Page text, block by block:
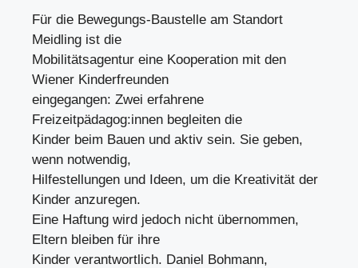
Für die Bewegungs-Baustelle am Standort
Meidling ist die
Mobilitätsagentur eine Kooperation mit den
Wiener Kinderfreunden
eingegangen: Zwei erfahrene
Freizeitpädagog:innen begleiten die
Kinder beim Bauen und aktiv sein. Sie geben,
wenn notwendig,
Hilfestellungen und Ideen, um die Kreativität der
Kinder anzuregen.
Eine Haftung wird jedoch nicht übernommen,
Eltern bleiben für ihre
Kinder verantwortlich. Daniel Bohmann,